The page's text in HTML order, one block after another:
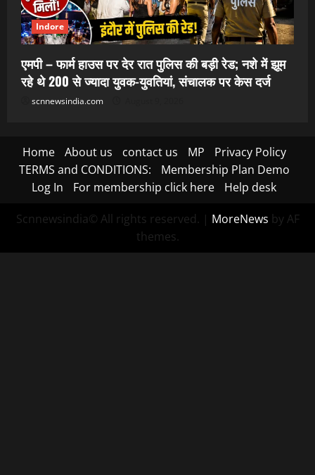
Indore
एमपी – फार्म हाउस पर देर रात पुलिस की बड़ी रेड; नशे में झूम
रहे थे 200 से ज्यादा युवक-युवतियां, संचालक पर केस दर्ज
scnnewsindia.com
Home About us contact us MP
Privacy Policy
TERMS and CONDITIONS:
Membership Plan Demo
Log In
For membership click here Help desk
Scnnewsindia© All rights reserved. | MoreNews by AF
themes.